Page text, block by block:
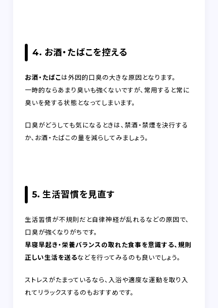
4．お酒・たばこを控える
お酒・たばこは外因的口臭の大きな原因となります。
一時的ならあまり臭いも強くないですが、常用すると常に
臭いを発する状態となってしまいます。
口臭がどうしても気になるときは、禁酒・禁煙を決行する
か、お酒・たばこの量を減らしてみましょう。
5．生活習慣を見直す
生活習慣が不規則だと自律神経が乱れるなどの原因で、
口臭が強くなりがちです。
早寝早起き・栄養バランスの取れた食事を意識する、規則
正しい生活を送るなどを行ってみるのも良いでしょう。
ストレスがたまっているなら、入浴や適度な運動を取り入
れてリラックスするのもおすすめです。